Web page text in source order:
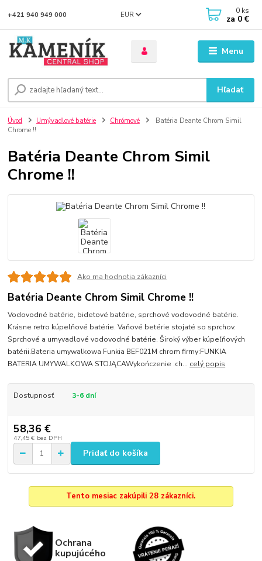
Menu
EUR
Hľadať
+421 940 949 000 0 ks
za 0 €
Úvod Umývadlové batérie Chrómové
Batéria Deante Chrom Simil
Chrome !!
Batéria Deante Chrom Simil
Chrome !!
Ako ma hodnotia zákazníci
Batéria Deante Chrom Simil Chrome !!
Vodovodné batérie, bidetové batérie, sprchové vodovodné batérie.
Krásne retro kúpelňové batérie. Vaňové betérie stojaté so sprchov.
Sprchové a umyvadlové vodovodné batérie. Široký výber kúpeľňových
batérii.Bateria umywalkowa Funkia BEF021M chrom firmy:FUNKIA
BATERIA UMYWALKOWA STOJĄCAWykończenie :ch... celý popis
Dostupnosť 3-6 dní
58,36 €
47,45 € bez DPH
Pridať do košíka
Tento mesiac zakúpili 28 zákazníci.
Ochrana
kupujúcého